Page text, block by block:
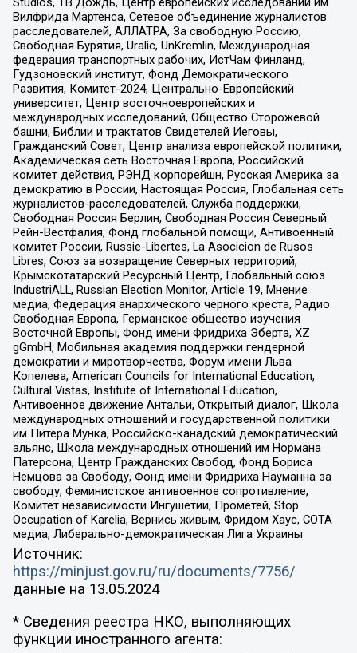
Вилфрида Мартенса, Сетевое объединение журналистов
расследователей, АЛЛАТРА, За свободную Россию,
Свободная Бурятия, Uralic, UnKremlin, Международная
федерация транспортных рабочих, ИстЧам Финланд,
Гудзоновский институт, Фонд Демократического
Развития, Комитет-2024, Центрально-Европейский
университет, Центр восточноевропейских и
международных исследований, Общество Сторожевой
башни, Библии и трактатов Свидетелей Иеговы,
Гражданский Совет, Центр анализа европейской политики,
Академическая сеть Восточная Европа, Российский
комитет действия, РЭНД корпорейшн, Русская Америка за
демократию в России, Настоящая Россия, Глобальная сеть
журналистов-расследователей, Служба поддержки,
Свободная Россия Берлин, Свободная Россия Северный
Рейн-Вестфалия, Фонд глобальной помощи, Антивоенный
комитет России, Russie-Libertes, La Asocicion de Rusos
Libres, Союз за возвращение Северных территорий,
Крымскотатарский Ресурсный Центр, Глобальный союз
IndustriALL, Russian Election Monitor, Article 19, Мнение
медиа, Федерация анархического черного креста, Радио
Свободная Европа, Германское общество изучения
Восточной Европы, Фонд имени Фридриха Эберта, XZ
gGmbH, Мобильная академия поддержки гендерной
демократии и миротворчества, Форум имени Льва
Копелева, American Councils for International Education,
Cultural Vistas, Institute of International Education,
Антивоенное движение Антальи, Открытый диалог, Школа
международных отношений и государственной политики
им Питера Мунка, Российско-канадский демократический
альянс, Школа международных отношений им Нормана
Патерсона, Центр Гражданских Свобод, Фонд Бориса
Немцова за Свободу, Фонд имени Фридриха Науманна за
свободу, Феминистское антивоенное сопротивление,
Комитет независимости Ингушетии, Прометей, Stop
Occupation of Karelia, Вернись живым, Фридом Хаус, СОТА
медиа, Либерально-демократическая Лига Украины
Источник:
https://minjust.gov.ru/ru/documents/7756/
данные на 13.05.2024
* Сведения реестра НКО, выполняющих
функции иностранного агента: